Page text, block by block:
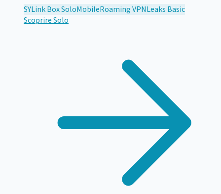
SYLink Box SoloMobileRoaming VPNLeaks Basic
ScoprireSolo